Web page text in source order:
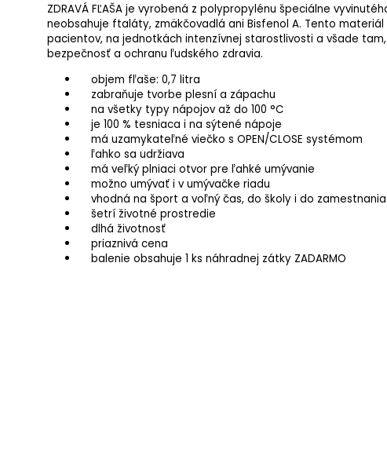
ZDRAVÁ FĽAŠA je vyrobená z polypropylénu špeciálne
neobsahuje ftaláty, zmäkčovadlá ani Bisfenol A. Tento
pacientov, na jednotkách intenzívnej starostlivosti a všade
bezpečnosť a ochranu ľudského zdravia.
objem fľaše: 0,7 litra
zabraňuje tvorbe plesní a zápachu
na všetky typy nápojov až do 100 °C
je 100 % tesniaca i na sýtené nápoje
má uzamykateľné viečko s OPEN/CLOSE systémom
ľahko sa udržiava
má veľký plniaci otvor pre ľahké umývanie
možno umývať i v umývačke riadu
vhodná na šport a voľný čas, do školy i do zamestnania
šetrí životné prostredie
dlhá životnosť
priaznivá cena
balenie obsahuje 1 ks náhradnej zátky ZADARMO